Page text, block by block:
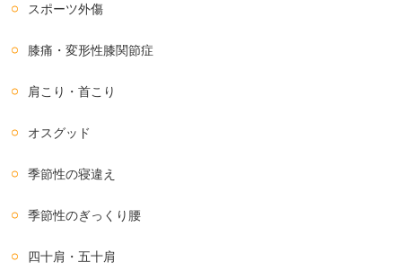
スポーツ外傷
膝痛・変形性膝関節症
肩こり・首こり
オスグッド
季節性の寝違え
季節性のぎっくり腰
四十肩・五十肩